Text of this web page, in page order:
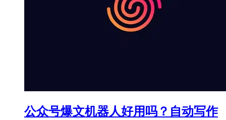
公众号爆文机器人好用吗？自动写作